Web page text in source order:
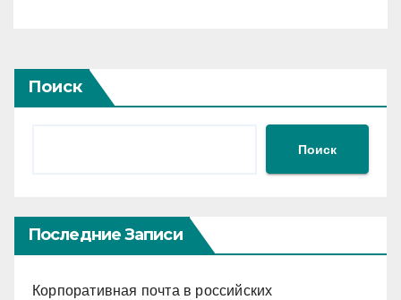
Поиск
Поиск
Последние Записи
Корпоративная почта в российских